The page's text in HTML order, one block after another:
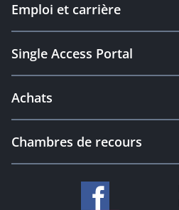
Emploi et carrière
Single Access Portal
Achats
Chambres de recours